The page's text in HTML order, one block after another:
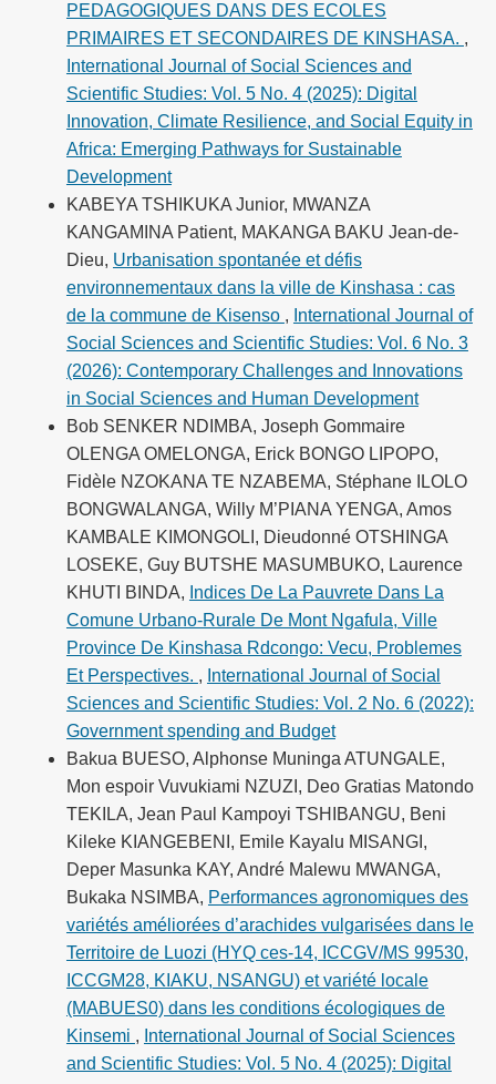
PEDAGOGIQUES DANS DES ECOLES
PRIMAIRES ET SECONDAIRES DE KINSHASA. ,
International Journal of Social Sciences and
Scientific Studies: Vol. 5 No. 4 (2025): Digital
Innovation, Climate Resilience, and Social Equity in
Africa: Emerging Pathways for Sustainable
Development
KABEYA TSHIKUKA Junior, MWANZA
KANGAMINA Patient, MAKANGA BAKU Jean-de-
Dieu, Urbanisation spontanée et défis
environnementaux dans la ville de Kinshasa : cas
de la commune de Kisenso , International Journal of
Social Sciences and Scientific Studies: Vol. 6 No. 3
(2026): Contemporary Challenges and Innovations
in Social Sciences and Human Development
Bob SENKER NDIMBA, Joseph Gommaire
OLENGA OMELONGA, Erick BONGO LIPOPO,
Fidèle NZOKANA TE NZABEMA, Stéphane ILOLO
BONGWALANGA, Willy M’PIANA YENGA, Amos
KAMBALE KIMONGOLI, Dieudonné OTSHINGA
LOSEKE, Guy BUTSHE MASUMBUKO, Laurence
KHUTI BINDA, Indices De La Pauvrete Dans La
Comune Urbano-Rurale De Mont Ngafula, Ville
Province De Kinshasa Rdcongo: Vecu, Problemes
Et Perspectives. , International Journal of Social
Sciences and Scientific Studies: Vol. 2 No. 6 (2022):
Government spending and Budget
Bakua BUESO, Alphonse Muninga ATUNGALE,
Mon espoir Vuvukiami NZUZI, Deo Gratias Matondo
TEKILA, Jean Paul Kampoyi TSHIBANGU, Beni
Kileke KIANGEBENI, Emile Kayalu MISANGI,
Deper Masunka KAY, André Malewu MWANGA,
Bukaka NSIMBA, Performances agronomiques des
variétés améliorées d’arachides vulgarisées dans le
Territoire de Luozi (HYQ ces-14, ICCGV/MS 99530,
ICCGM28, KIAKU, NSANGU) et variété locale
(MABUES0) dans les conditions écologiques de
Kinsemi , International Journal of Social Sciences
and Scientific Studies: Vol. 5 No. 4 (2025): Digital